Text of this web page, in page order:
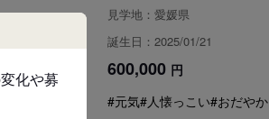
化や募
見学地：愛媛県
誕生日：2025/01/21
600,000 円
#元気#人懐っこい#おだやか